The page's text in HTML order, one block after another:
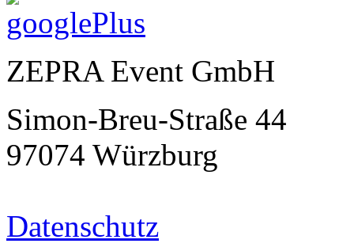
ZEPRA Event GmbH
Simon-Breu-Straße 44
97074 Würzburg
Datenschutz